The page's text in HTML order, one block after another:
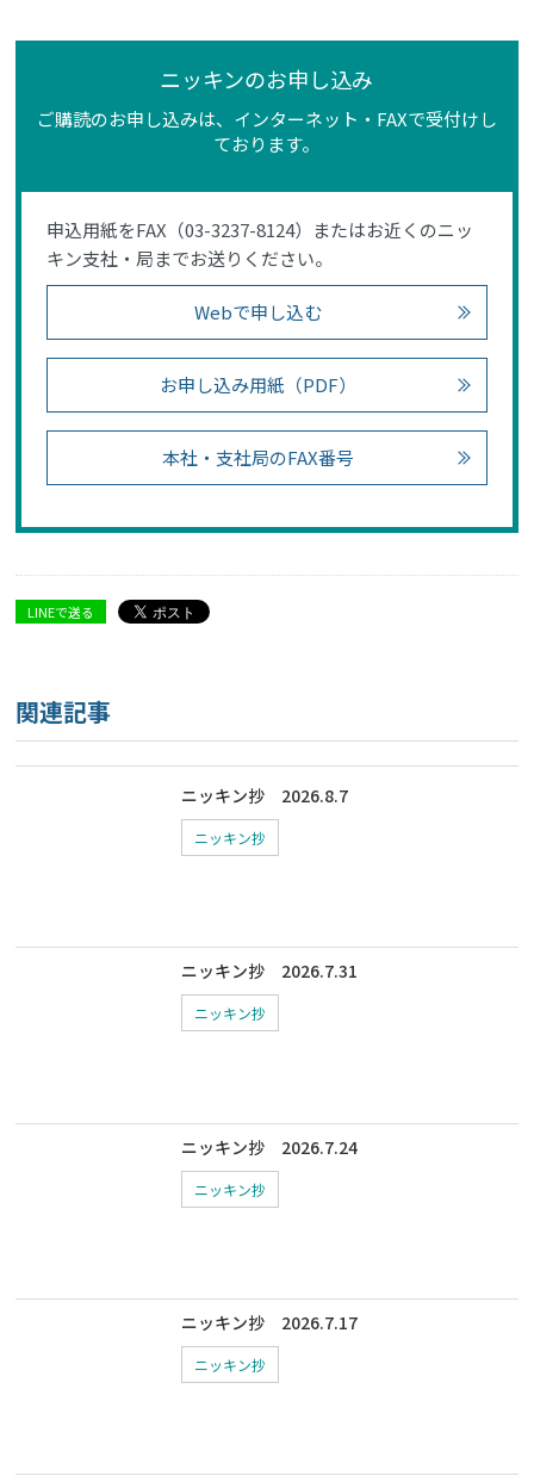
ニッキンのお申し込み
ご購読のお申し込みは、インターネット・FAXで受付けし
ております。
申込用紙をFAX（03-3237-8124）またはお近くのニッ
キン支社・局までお送りください。
Webで申し込む
お申し込み用紙（PDF）
本社・支社局のFAX番号
LINEで送る
関連記事
ニッキン抄 2026.8.7
ニッキン抄
ニッキン抄 2026.7.31
ニッキン抄
ニッキン抄 2026.7.24
ニッキン抄
ニッキン抄 2026.7.17
ニッキン抄